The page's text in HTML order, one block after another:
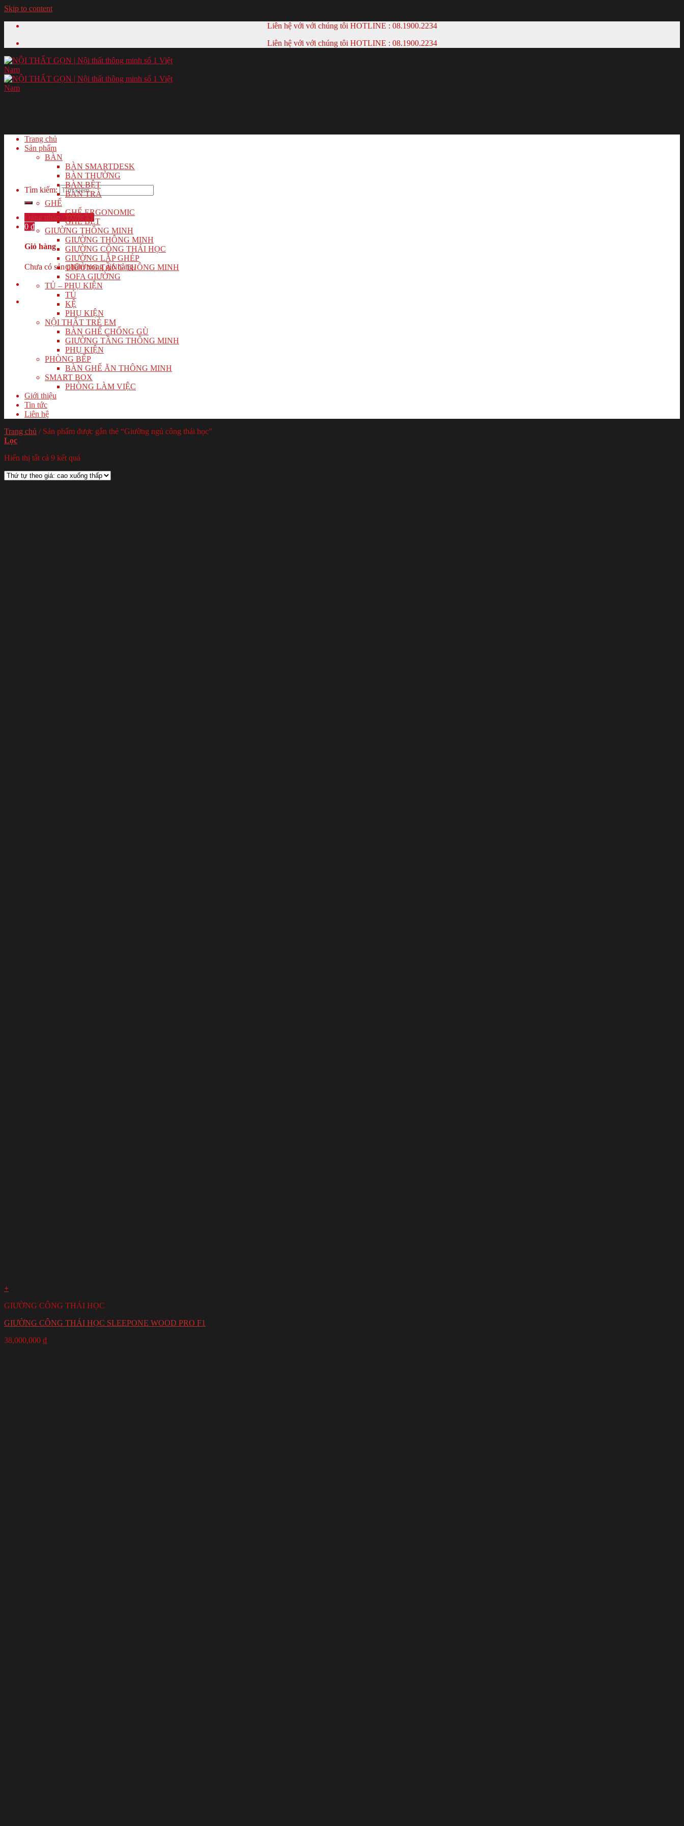
Skip to content
Liên hệ với với chúng tôi HOTLINE : 08.1900.2234
Liên hệ với với chúng tôi HOTLINE : 08.1900.2234
Tìm kiếm:
Đăng nhập / Đăng ký
0 ₫
Giỏ hàng
Chưa có sản phẩm trong giỏ hàng.
Trang chủ
Sản phẩm
BÀN
BÀN SMARTDESK
BÀN THƯỜNG
BÀN BỆT
BÀN TRÀ
GHẾ
GHẾ ERGONOMIC
GHẾ BỆT
GIƯỜNG THÔNG MINH
GIƯỜNG THÔNG MINH
GIƯỜNG CÔNG THÁI HỌC
GIƯỜNG LẮP GHÉP
GIƯỜNG TẦNG THÔNG MINH
SOFA GIƯỜNG
TỦ – PHỤ KIỆN
TỦ
KỆ
PHỤ KIỆN
NỘI THẤT TRẺ EM
BÀN GHẾ CHỐNG GÙ
GIƯỜNG TẦNG THÔNG MINH
PHỤ KIỆN
PHÒNG BẾP
BÀN GHẾ ĂN THÔNG MINH
SMART BOX
PHÒNG LÀM VIỆC
Giới thiệu
Tin tức
Liên hệ
Trang chủ /Sản phẩm được gắn thẻ “Giường ngủ công thái học”
Lọc
Hiển thị tất cả 9 kết quả
+
GIƯỜNG CÔNG THÁI HỌC
GIƯỜNG CÔNG THÁI HỌC SLEEPONE WOOD PRO F1
38,000,000 ₫